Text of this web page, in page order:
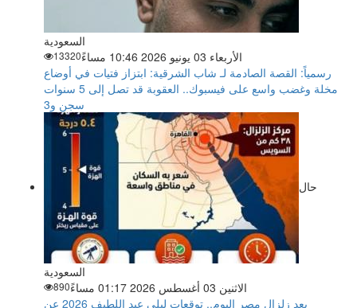
السعودية
الأربعاء 03 يونيو 2026 10:46 مساءً
13320
رسمياً: القصة الصادمة لـ شاب الشرقية: ابتزاز فتيات في أوضاع
مخلة وغضب واسع على فيسبوك.. العقوبة قد تصل إلى 5 سنوات
سجن و3
حال
السعودية
الاثنين 03 أغسطس 2026 01:17 مساءً
890
بعد زلزال مصر اليوم.. توقعات ليلى عبد اللطيف 2026 عن